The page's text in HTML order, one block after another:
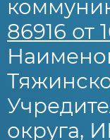
86916 от
округа,